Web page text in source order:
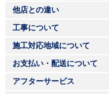
他店との違い
工事について
施工対応地域について
お支払い・配送について
アフターサービス